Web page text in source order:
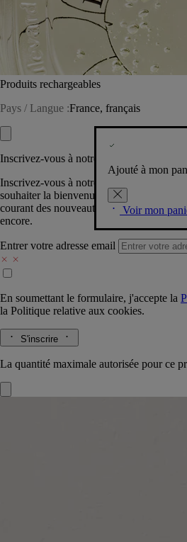
Produits rechargeables
Pays / Langue :France, français
Ajouté à mon
Voir mon
Inscrivez-vous à notre Newsletter
Inscrivez-vous à notre newsletter pour
souhaiter la bienvenue dans la
courant des nouveautés, événements,
encore.
Entrer votre adresse email
En soumettant le formulaire, j'accepte la
la Politique relative aux cookies.
S'inscrire
La quantité maximale autorisée pour ce